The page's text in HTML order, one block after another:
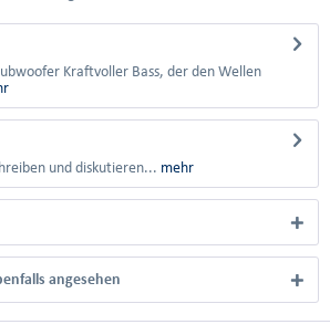
Kraftvoller Bass, der den Wellen
und diskutieren... mehr
angesehen